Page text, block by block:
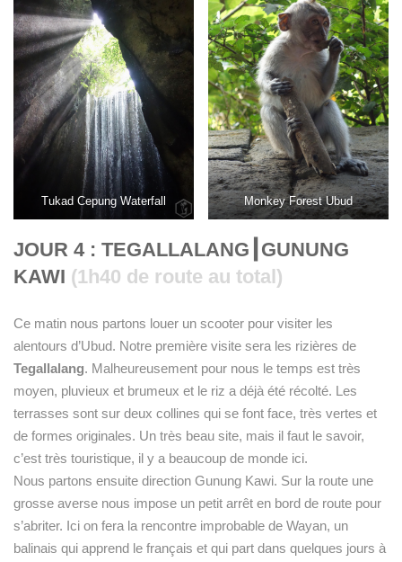
Tukad Cepung Waterfall Monkey Forest Ubud
JOUR 4 : TEGALLALANG GUNUNG
KAWI (1h40 de route au total)
Ce matin nous partons louer un scooter pour visiter les
alentours d’Ubud. Notre première visite sera les rizières de
Tegallalang. Malheureusement pour nous le temps est très
moyen, pluvieux et brumeux et le riz a déjà été récolté. Les
terrasses sont sur deux collines qui se font face, très vertes et
de formes originales. Un très beau site, mais il faut le savoir,
c’est très touristique, il y a beaucoup de monde ici.
Nous partons ensuite direction Gunung Kawi. Sur la route une
grosse averse nous impose un petit arrêt en bord de route pour
s’abriter. Ici on fera la rencontre improbable de Wayan, un
balinais qui apprend le français et qui part dans quelques jours à